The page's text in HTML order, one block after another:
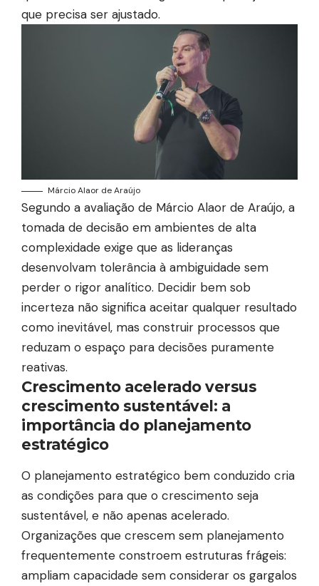
que precisa ser ajustado.
Márcio Alaor de Araújo
Segundo a avaliação de Márcio Alaor de Araújo, a
tomada de decisão em ambientes de alta
complexidade exige que as lideranças
desenvolvam tolerância à ambiguidade sem
perder o rigor analítico. Decidir bem sob
incerteza não significa aceitar qualquer resultado
como inevitável, mas construir processos que
reduzam o espaço para decisões puramente
reativas.
Crescimento acelerado versus
crescimento sustentável: a
importância do planejamento
estratégico
O planejamento estratégico bem conduzido cria
as condições para que o crescimento seja
sustentável, e não apenas acelerado.
Organizações que crescem sem planejamento
frequentemente constroem estruturas frágeis:
ampliam capacidade sem considerar os gargalos